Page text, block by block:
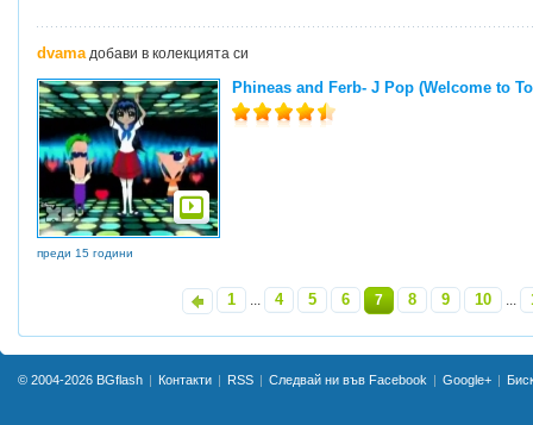
dvamaдобави в колекцията си
Phineas and Ferb- J Pop (Welcome to
преди 15 години
1 ... 4 5 6 7 8 9 10 ...
© 2004-2026 BGflash Контакти RSS Следвай ни във Facebook Google+